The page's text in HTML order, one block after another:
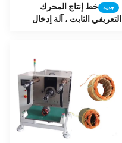
جديد
خط إنتاج المحرك
التعريفي الثابت ، آلة إدخال